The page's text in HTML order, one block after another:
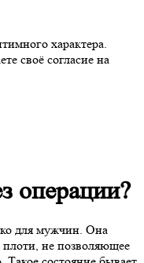
характера.
своё согласие на
операции?
для мужчин. Она
плоти, не позволяющее